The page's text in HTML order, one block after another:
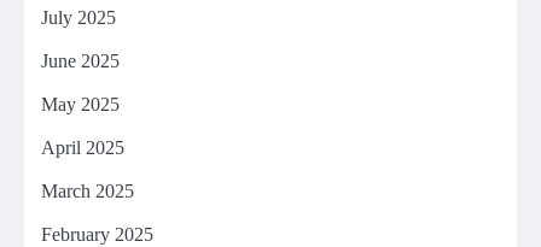
July 2025
June 2025
May 2025
April 2025
March 2025
February 2025